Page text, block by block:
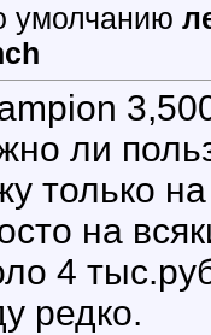
ли
только
на
4
редко.